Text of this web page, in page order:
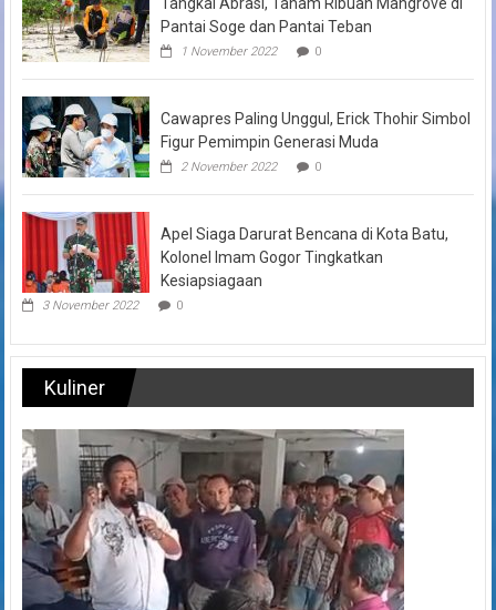
Pantai Soge dan Pantai Teban
1 November 2022 0
Cawapres Paling Unggul, Erick Thohir Simbol
Figur Pemimpin Generasi Muda
2 November 2022 0
Apel Siaga Darurat Bencana di Kota Batu,
Kolonel Imam Gogor Tingkatkan
Kesiapsiagaan
3 November 2022 0
Kuliner